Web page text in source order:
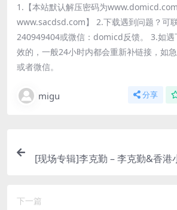
1.【本站默认解压密码为
www.sacdsd.com】 2.下载遇到问题？可
240949404或微信：domicd反馈。 3.如遇
效的，一般24小时内都会重新补链接，如
或者微信。
migu 分享
[现场专辑]李克勤 – 李克勤&香港
下一篇